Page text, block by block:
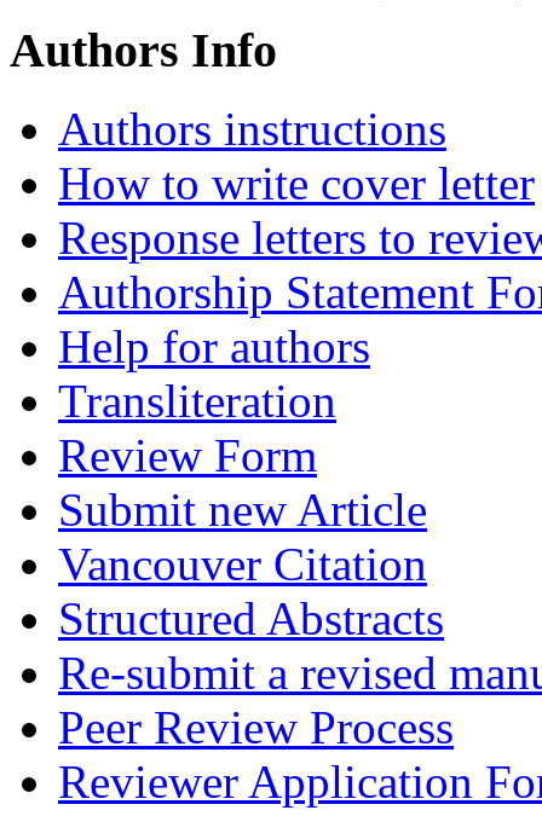
Authors Info
Authors instructions
How to write cover letter
Response letters to
Authorship Statement
Help for authors
Transliteration
Review Form
Submit new Article
Vancouver Citation
Structured Abstracts
Re-submit a revised
Peer Review Process
Reviewer Application